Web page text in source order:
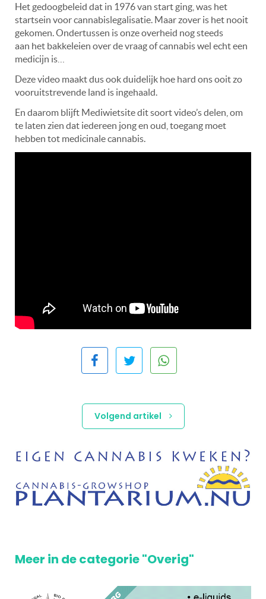
Het gedoogbeleid dat in 1976 van start ging, was het
startsein voor cannabislegalisatie. Maar zover is het nooit
gekomen. Ondertussen is onze overheid nog steeds
aan het bakkeleien over de vraag of cannabis wel echt een
medicijn is…
Deze video maakt dus ook duidelijk hoe hard ons ooit zo
vooruitstrevende land is ingehaald.
En daarom blijft Mediwietsite dit soort video’s delen, om
te laten zien dat iedereen jong en oud, toegang moet
hebben tot medicinale cannabis.
Volgend artikel
Meer in de categorie "Overig"